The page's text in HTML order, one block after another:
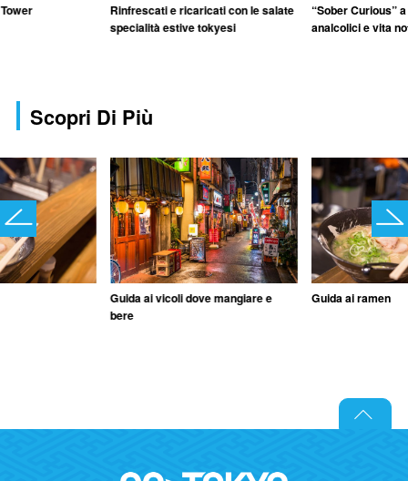
Rinfrescati e ricaricati con le salate
specialità estive tokyesi
“Sober Curious”
analcolici e vita
Scopri Di Più
Guida ai vicoli dove mangiare e
bere
Guida ai ramen